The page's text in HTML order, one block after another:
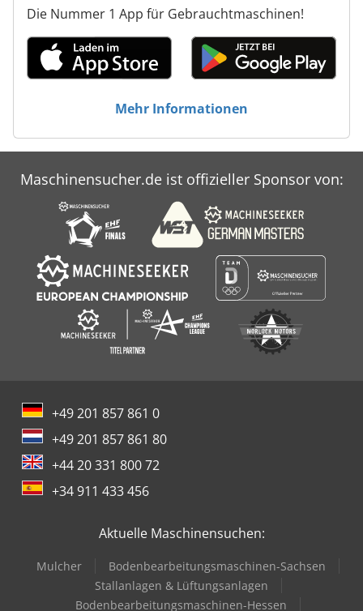
Die Nummer 1 App für Gebrauchtmaschinen!
Mehr Informationen
Maschinensucher.de ist offizieller Sponsor von:
+49 201 857 861 0
+49 201 857 861 80
+44 20 331 800 72
+34 911 433 456
Aktuelle Maschinensuchen:
Mulcher
Bodenbearbeitungsmaschinen-Sachsen
Stallanlagen & Lüftungsanlagen
Bodenbearbeitungsmaschinen-Hessen